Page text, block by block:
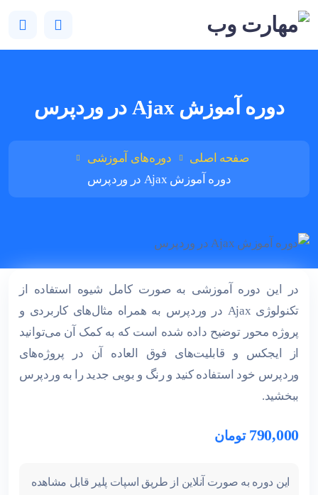
دوره آموزش Ajax در وردپرس
صفحه اصلی
دوره‌های آموزشی
دوره آموزش Ajax در وردپرس
در این دوره آموزشی به صورت کامل شیوه استفاده از
تکنولوژی Ajax در وردپرس به همراه مثال‌های کاربردی و
پروژه محور توضیح داده شده است که به کمک آن می‌توانید
از ایجکس و قابلیت‌های فوق العاده آن در پروژه‌های
وردپرس خود استفاده کنید و رنگ و بویی جدید را به وردپرس
ببخشید.
790,000 تومان
این دوره به صورت آنلاین از طریق اسپات پلیر قابل مشاهده